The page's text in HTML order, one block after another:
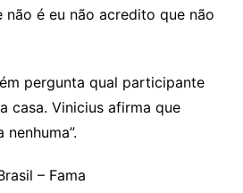
é eu não acredito que não
pergunta qual participante
casa. Vinicius afirma que
– Fama